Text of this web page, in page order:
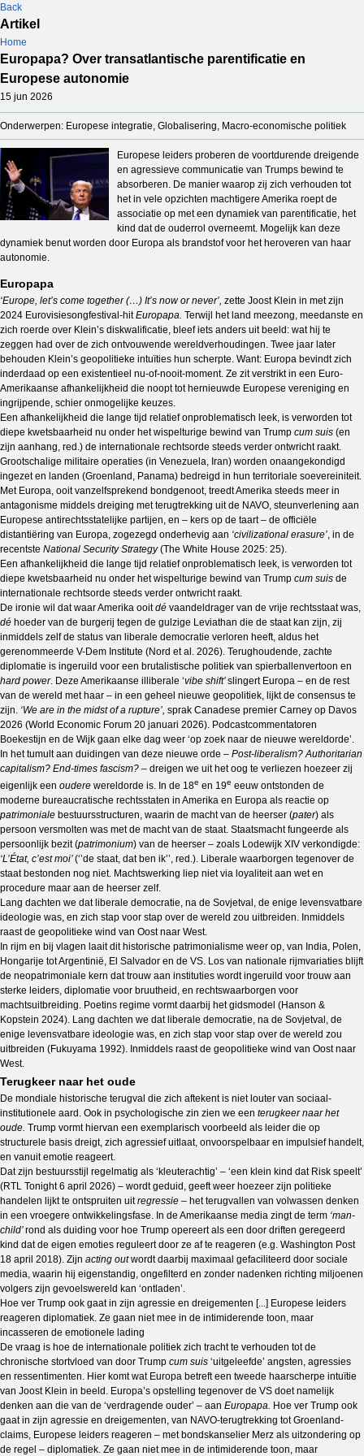
Back
Artikel
Home
Europapa? Over transatlantische parentificatie en
Europese autonomie
15 jun 2026
Onderwerpen: Europese integratie, Globalisering, Macro-economische politiek
Europese leiders proberen de voortdurende dreigende
en agressieve communicatie van Trumps bewind te
absorberen. De manier waarop zij zich verhouden tot
het in vele opzichten machtigere Amerika roept de
associatie op met een dynamiek van parentificatie, het
kind dat de ouderrol overneemt. Mogelijk kan deze
dynamiek benut worden door Europa als brandstof voor het heroveren van haar
autonomie.
Europapa
‘Europe, let’s come together (…) It’s now or never’, zette Joost Klein in met zijn
2024 Eurovisiesongfestival-hitEuropapa. Terwijl het land meezong, meedanste en
zich roerde over Klein’s diskwalificatie, bleef iets anders uit beeld: wat hij te
zeggen had over de zich ontvouwende wereldverhoudingen. Twee jaar later
behouden Klein’s geopolitieke intuïties hun scherpte. Want: Europa bevindt zich
inderdaad op een existentieel nu-of-nooit-moment. Ze zit verstrikt in een Euro-
Amerikaanse afhankelijkheid die noopt tot hernieuwde Europese vereniging en
ingrijpende, schier onmogelijke keuzes.
Een afhankelijkheid die lange tijd relatief onproblematisch leek, is verworden tot
diepe kwetsbaarheid nu onder het wispelturige bewind van Trump cum suis (en
zijn aanhang, red.) de internationale rechtsorde steeds verder ontwricht raakt.
Grootschalige militaire operaties (in Venezuela, Iran) worden onaangekondigd
ingezet en landen (Groenland, Panama) bedreigd in hun territoriale soevereiniteit.
Met Europa, ooit vanzelfsprekend bondgenoot, treedt Amerika steeds meer in
antagonisme middels dreiging met terugtrekking uit de NAVO, steunverlening aan
Europese antirechtsstatelijke partijen, en – kers op de taart – de officiële
distantiëring van Europa, zogezegd onderhevig aan ‘civilizational erasure’, in de
recentste National Security Strategy(The White House 2025: 25).
Een afhankelijkheid die lange tijd relatief onproblematisch leek, is verworden tot
diepe kwetsbaarheid nu onder het wispelturige bewind van Trump cum suis de
internationale rechtsorde steeds verder ontwricht raakt.
De ironie wil dat waar Amerika ooitdé vaandeldrager van de vrije rechtsstaat was,
dé hoeder van de burgerij tegen de gulzige Leviathan die de staat kan zijn, zij
inmiddels zelf de status van liberale democratie verloren heeft, aldus het
gerenommeerde V-Dem Institute (Nord et al. 2026). Terughoudende, zachte
diplomatie is ingeruild voor een brutalistische politiek van spierballenvertoon en
hard power. Deze Amerikaanse illiberale ‘vibe shift’slingert Europa – en de rest
van de wereld met haar – in een geheel nieuwe geopolitiek, lijkt de consensus te
zijn. ‘We are in the midst of a rupture’, sprak Canadese premier Carney op Davos
2026 (World Economic Forum 20 januari 2026). Podcastcommentatoren
Boekestijn en de Wijk gaan elke dag weer ‘op zoek naar de nieuwe wereldorde’.
In het tumult aan duidingen van deze nieuwe orde – Post-liberalism? Authoritarian
capitalism? End-times fascism? – dreigen we uit het oog te verliezen hoezeer zij
eigenlijk een oudere wereldorde is. In de 18e en 19e eeuw ontstonden de
moderne bureaucratische rechtsstaten in Amerika en Europa als reactie op
patrimoniale bestuursstructuren, waarin de macht van de heerser (pater) als
persoon versmolten was met de macht van de staat. Staatsmacht fungeerde als
persoonlijk bezit (patrimonium) van de heerser – zoals Lodewijk XIV verkondigde:
‘L’État, c’est moi’(‘’de staat, dat ben ik’’, red.). Liberale waarborgen tegenover de
staat bestonden nog niet. Machtswerking liep niet via loyaliteit aan wet en
procedure maar aan de heerser zelf.
Lang dachten we dat liberale democratie, na de Sovjetval, de enige levensvatbare
ideologie was, en zich stap voor stap over de wereld zou uitbreiden. Inmiddels
raast de geopolitieke wind van Oost naar West.
In rijm en bij vlagen laait dit historische patrimonialisme weer op, van India, Polen,
Hongarije tot Argentinië, El Salvador en de VS. Los van nationale rijmvariaties blijft
de neopatrimoniale kern dat trouw aan instituties wordt ingeruild voor trouw aan
sterke leiders, diplomatie voor bruutheid, en rechtswaarborgen voor
machtsuitbreiding. Poetins regime vormt daarbij het gidsmodel (Hanson &
Kopstein 2024). Lang dachten we dat liberale democratie, na de Sovjetval, de
enige levensvatbare ideologie was, en zich stap voor stap over de wereld zou
uitbreiden (Fukuyama 1992). Inmiddels raast de geopolitieke wind van Oost naar
West.
Terugkeer naar het oude
De mondiale historische terugval die zich aftekent is niet louter van sociaal-
institutionele aard. Ook in psychologische zin zien we een terugkeer naar het
oude. Trump vormt hiervan een exemplarisch voorbeeld als leider die op
structurele basis dreigt, zich agressief uitlaat, onvoorspelbaar en impulsief handelt,
en vanuit emotie reageert.
Dat zijn bestuursstijl regelmatig als ‘kleuterachtig’ – ‘een klein kind dat Risk speelt’
(RTL Tonight 6 april 2026) – wordt geduid, geeft weer hoezeer zijn politieke
handelen lijkt te ontspruiten uitregressie – het terugvallen van volwassen denken
in een vroegere ontwikkelingsfase. In de Amerikaanse media zingt de term ‘man-
child’rond als duiding voor hoe Trump opereert als een door driften geregeerd
kind dat de eigen emoties reguleert door ze af te reageren (e.g. Washington Post
18 april 2018). Zijn acting outwordt daarbij maximaal gefaciliteerd door sociale
media, waarin hij eigenstandig, ongefilterd en zonder nadenken richting miljoenen
volgers zijn gevoelswereld kan ‘ontladen’.
Hoe ver Trump ook gaat in zijn agressie en dreigementen [...] Europese leiders
reageren diplomatiek. Ze gaan niet mee in de intimiderende toon, maar
incasseren de emotionele lading
De vraag is hoe de internationale politiek zich tracht te verhouden tot de
chronische stortvloed van door Trump cum suis ‘uitgeleefde’ angsten, agressies
en ressentimenten. Hier komt wat Europa betreft een tweede haarscherpe intuïtie
van Joost Klein in beeld. Europa’s opstelling tegenover de VS doet namelijk
denken aan die van de ‘verdragende ouder’ – aan Europapa. Hoe ver Trump ook
gaat in zijn agressie en dreigementen, van NAVO-terugtrekking tot Groenland-
claims, Europese leiders reageren – met bondskanselier Merz als uitzondering op
de regel – diplomatiek. Ze gaan niet mee in de intimiderende toon, maar